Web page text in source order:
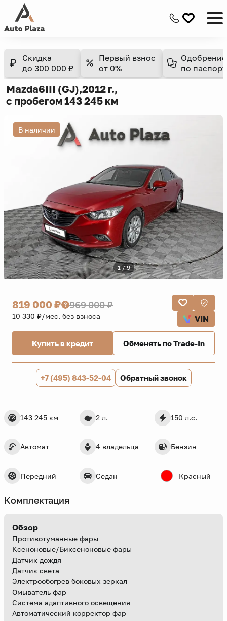
Скидка
до 300 000 ₽
Первый взнос
от 0%
Одобрение
по
Mazda6III (GJ),2012 г.,
с пробегом 143 245 км
В наличии
1 / 9
143 245 км 2 л. 150 л.с.
Автомат 4 владельца Бензин
Передний Седан Красный
819 000 ₽ 969 000 ₽
10 330 ₽/мес. без взноса VIN
Купить в кредит Обменять по Trade-In
+7 (495) 843-52-04 Обратный звонок
Комплектация
Обзор
Противотуманные фары
Ксеноновые/Биксеноновые фары
Датчик дождя
Датчик света
Электрообогрев боковых зеркал
Омыватель фар
Система адаптивного освещения
Автоматический корректор фар